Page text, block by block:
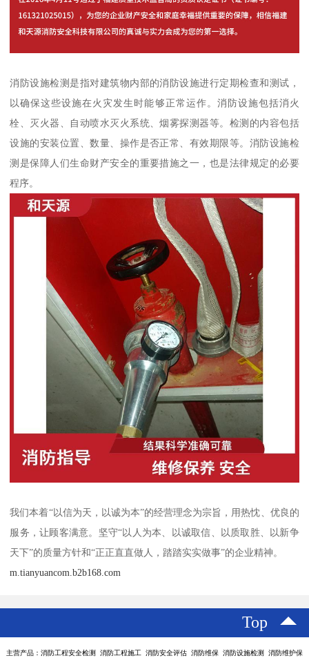
消防设施检测是指对建筑物内部的消防设施进行定期检查和测试，
以确保这些设施在火灾发生时能够正常运作。消防设施包括消火
栓、灭火器、自动喷水灭火系统、烟雾探测器等。检测的内容包括
设施的安装位置、数量、操作是否正常、有效期限等。消防设施检
测是保障人们生命财产安全的重要措施之一，也是法律规定的必要
程序。
我们本着“以信为天，以诚为本”的经营理念为宗旨，用热忱、优良的
服务，让顾客满意。坚守“以人为本、以诚取信、以质取胜、以新争
天下”的质量方针和“正正直直做人，踏踏实实做事”的企业精神。
m.tianyuancom.b2b168.com
Top
主营产品：消防工程安全检测 消防工程施工 消防安全评估 消防维保 消防设施检测 消防维护保